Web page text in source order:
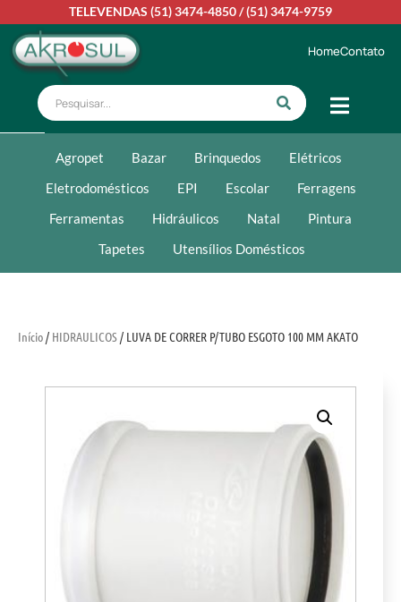
TELEVENDAS (51) 3474-4850/(51) 3474-9759
HomeContato
Agropet Bazar Brinquedos
Elétricos
Eletrodomésticos
EPI Escolar
Ferragens
Ferramentas
Hidráulicos Natal
Pintura
Tapetes
Utensílios Domésticos
Início/ HIDRAULICOS/ LUVA DE CORRER P/TUBO ESGOTO 100 MM AKATO